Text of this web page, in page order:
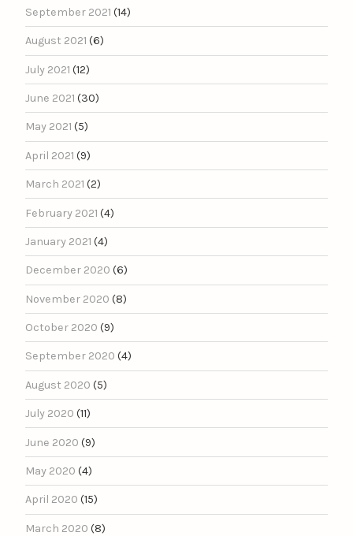
September 2021 (14)
August 2021 (6)
July 2021 (12)
June 2021 (30)
May 2021 (5)
April 2021 (9)
March 2021 (2)
February 2021 (4)
January 2021 (4)
December 2020 (6)
November 2020 (8)
October 2020 (9)
September 2020 (4)
August 2020 (5)
July 2020 (11)
June 2020 (9)
May 2020 (4)
April 2020 (15)
March 2020 (8)